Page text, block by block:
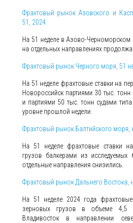
Фрахтовый рынок Азовского и
51, 2024
На 51 неделе в Азово-Черноморском
на отдельных направлениях
Фрахтовый рынок Черного моря, 51
На 51 неделе фрахтовые ставки на
Новороссийск партиями 30 тыс. тонн
и партиями 50 тыс. тонн судами
уровне прошлой недели.
Фрахтовый рынок Балтийского моря,
На 51 неделе фрахтовые ставки
грузов балкерами из исследуемых
отдельные направления снизились.
Фрахтовый рынок Дальнего Востока,
На 51 неделе 2024 года
зерновых грузов в объеме 4,5
Владивосток в направлении